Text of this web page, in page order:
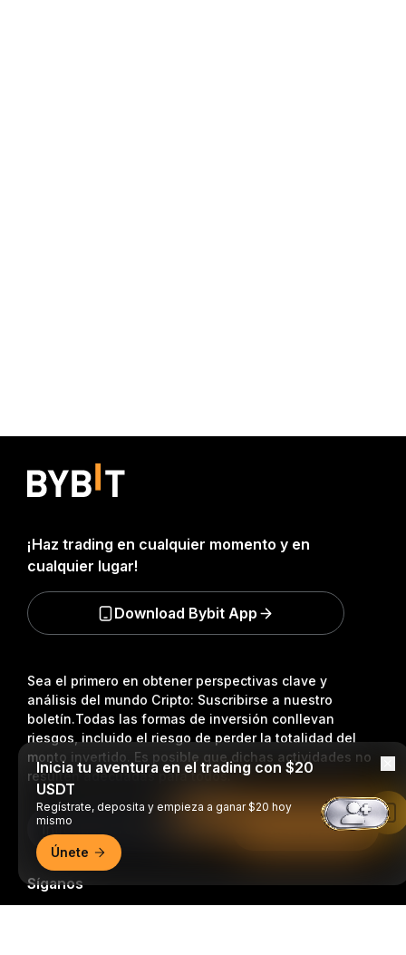
Sea el primero en obtener perspectivas clave y
análisis del mundo Cripto: Suscribirse a nuestro
boletín.Todas las formas de inversión conllevan
riesgos, incluido el riesgo de perder la totalidad del
monto invertido. Es posible que dichas actividades no
resulten adecuadas para todos.
Suscripción
Síganos
¡Haz trading en cualquier momento y en
cualquier lugar!
Download Bybit App
Inicia tu aventura en el trading con $20
USDT
Regístrate, deposita y empieza a ganar $20 hoy
mismo
Únete
Leer en la aplicación de Bybit